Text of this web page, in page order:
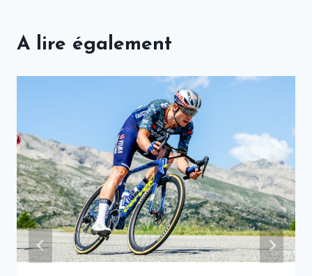
A lire également